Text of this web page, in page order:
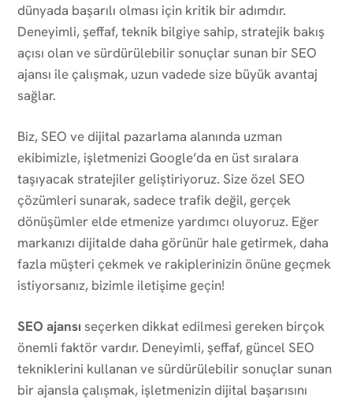
dünyada başarılı olması için kritik bir adımdır.
Deneyimli, şeffaf, teknik bilgiye sahip, stratejik bakış
açısı olan ve sürdürülebilir sonuçlar sunan bir SEO
ajansı ile çalışmak, uzun vadede size büyük avantaj
sağlar.
Biz, SEO ve dijital pazarlama alanında uzman
ekibimizle, işletmenizi Google’da en üst sıralara
taşıyacak stratejiler geliştiriyoruz. Size özel SEO
çözümleri sunarak, sadece trafik değil, gerçek
dönüşümler elde etmenize yardımcı oluyoruz. Eğer
markanızı dijitalde daha görünür hale getirmek, daha
fazla müşteri çekmek ve rakiplerinizin önüne geçmek
istiyorsanız, bizimle iletişime geçin!
SEO ajansı seçerken dikkat edilmesi gereken birçok
önemli faktör vardır. Deneyimli, şeffaf, güncel SEO
tekniklerini kullanan ve sürdürülebilir sonuçlar sunan
bir ajansla çalışmak, işletmenizin dijital başarısını